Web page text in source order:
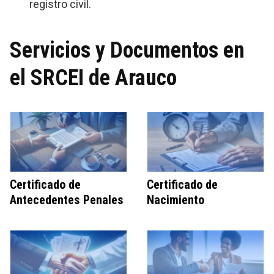
registro civil.
Servicios y Documentos en
el SRCEI de Arauco
Certificado de
Antecedentes Penales
Certificado de
Nacimiento